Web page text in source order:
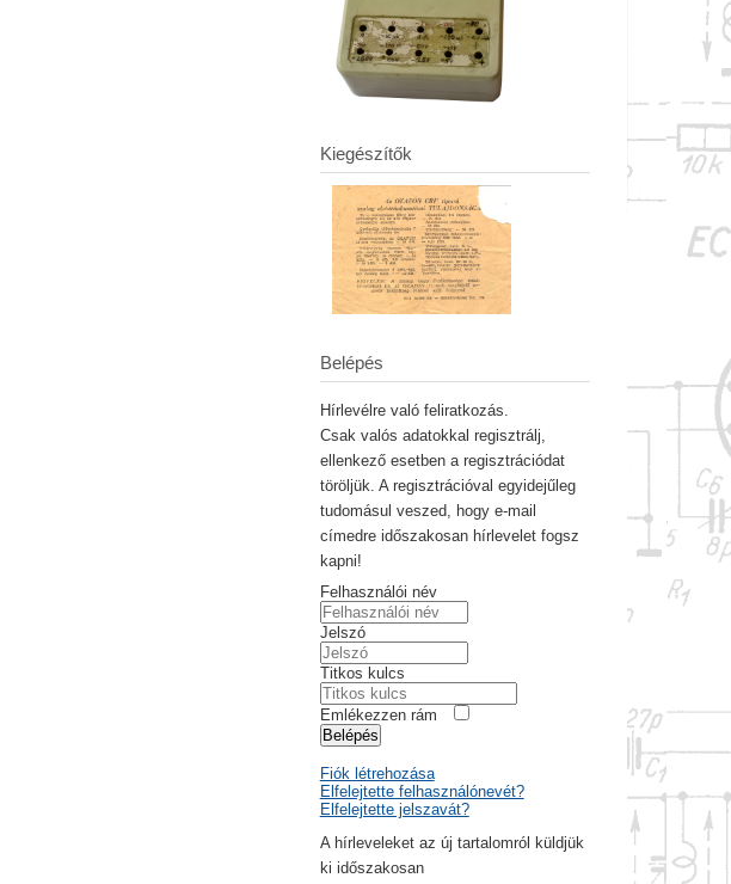
Kiegészítők
Belépés
Hírlevélre való feliratkozás.
Csak valós adatokkal regisztrálj,
ellenkező esetben a regisztrációdat
töröljük. A regisztrációval egyidejűleg
tudomásul veszed, hogy e-mail
címedre időszakosan hírlevelet fogsz
kapni!
Felhasználói név
Jelszó
Titkos kulcs
Emlékezzen rám
Belépés
Fiók létrehozása
Elfelejtette felhasználónevét?
Elfelejtette jelszavát?
A hírleveleket az új tartalomról küldjük
ki időszakosan